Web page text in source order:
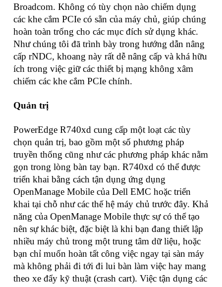
Broadcom. Không có tùy chọn nào chiếm dụng
các khe cắm PCIe có sẵn của máy chủ, giúp chúng
hoàn toàn trống cho các mục đích sử dụng khác.
Như chúng tôi đã trình bày trong hướng dẫn nâng
cấp rNDC, khoang này rất dễ nâng cấp và khá hữu
ích trong việc giữ các thiết bị mạng không xâm
chiếm các khe cắm PCIe chính.
Quản trị
PowerEdge R740xd cung cấp một loạt các tùy
chọn quản trị, bao gồm một số phương pháp
truyền thống cũng như các phương pháp khác nằm
gọn trong lòng bàn tay bạn. R740xd có thể được
triển khai bằng cách tận dụng ứng dụng
OpenManage Mobile của Dell EMC hoặc triển
khai tại chỗ như các thế hệ máy chủ trước đây. Khả
năng của OpenManage Mobile thực sự có thể tạo
nên sự khác biệt, đặc biệt là khi bạn đang thiết lập
nhiều máy chủ trong một trung tâm dữ liệu, hoặc
bạn chỉ muốn hoàn tất công việc ngay tại sàn máy
mà không phải đi tới đi lui bàn làm việc hay mang
theo xe đẩy kỹ thuật (crash cart). Việc tận dụng các